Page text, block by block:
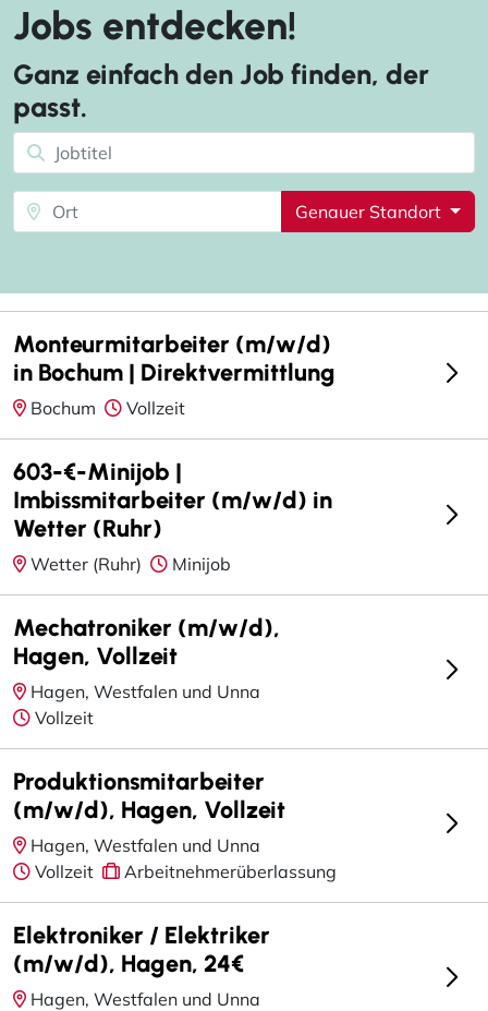
Jobs entdecken!
Ganz einfach den Job finden, der
passt.
Genauer Standort
Monteurmitarbeiter (m/w/d)
in Bochum | Direktvermittlung
Bochum Vollzeit
603-€-Minijob |
Imbissmitarbeiter (m/w/d) in
Wetter (Ruhr)
Wetter (Ruhr) Minijob
Mechatroniker (m/w/d),
Hagen, Vollzeit
Hagen, Westfalen und Unna
Vollzeit
Produktionsmitarbeiter
(m/w/d), Hagen, Vollzeit
Hagen, Westfalen und Unna
Vollzeit
Arbeitnehmerüberlassung
Elektroniker / Elektriker
(m/w/d), Hagen, 24€
Hagen, Westfalen und Unna